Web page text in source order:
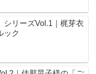
シリーズVol.1｜梶芽衣
ック